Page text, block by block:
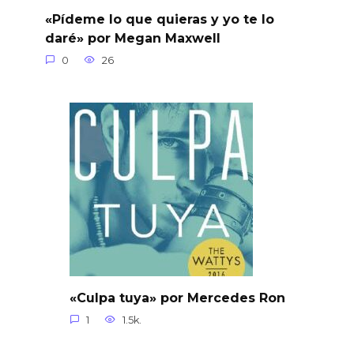
«Pídeme lo que quieras y yo te lo
daré» por Megan Maxwell
0 26
«Culpa tuya» por Mercedes Ron
1 1.5k.